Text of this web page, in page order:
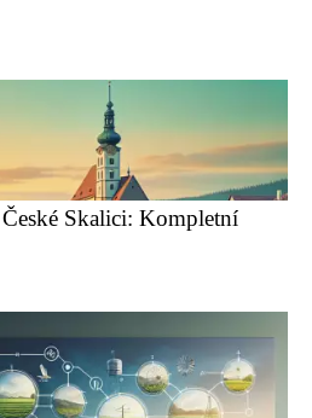
Skalici: Kompletní